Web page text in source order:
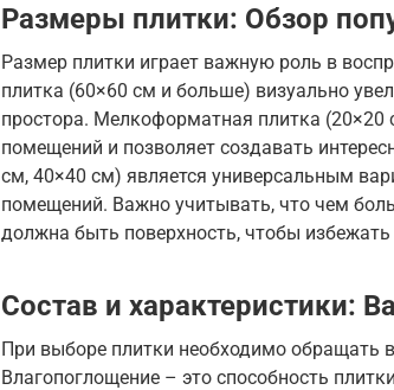
Размеры плитки: Обзор
Размер плитки играет важную роль в
плитка (60×60 см и больше) визуально
простора. Мелкоформатная плитка
помещений и позволяет создавать
см, 40×40 см) является универсальным
помещений. Важно учитывать, что чем
должна быть поверхность, чтобы
Состав и характеристики:
При выборе плитки необходимо обращать
Влагопоглощение – это способность